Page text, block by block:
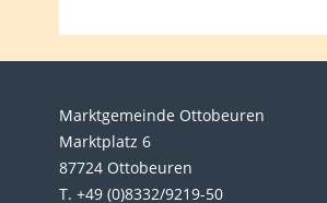
Marktgemeinde Ottobeuren
Marktplatz 6
87724 Ottobeuren
T. +49 (0)8332/9219-50